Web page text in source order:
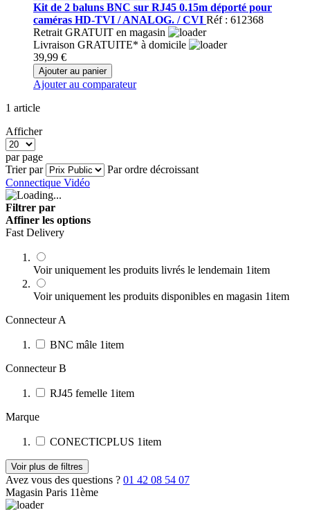
Kit de 2 baluns BNC sur RJ45 0.15m déporté pour
caméras HD-TVI / ANALOG. / CVI Réf : 612368
Retrait GRATUIT en magasin
Livraison GRATUITE* à domicile
39,99 €
Ajouter au panier
Ajouter au comparateur
1 article
Afficher
par page
Trier par
Par ordre décroissant
Connectique Vidéo
Filtrer par
Affiner les options
Fast Delivery
Voir uniquement les produits livrés le lendemain 1item
Voir uniquement les produits disponibles en magasin 1item
Connecteur A
BNC mâle 1item
Connecteur B
RJ45 femelle 1item
Marque
CONECTICPLUS 1item
Voir plus de filtres
Avez vous des questions ? 01 42 08 54 07
Magasin Paris 11ème